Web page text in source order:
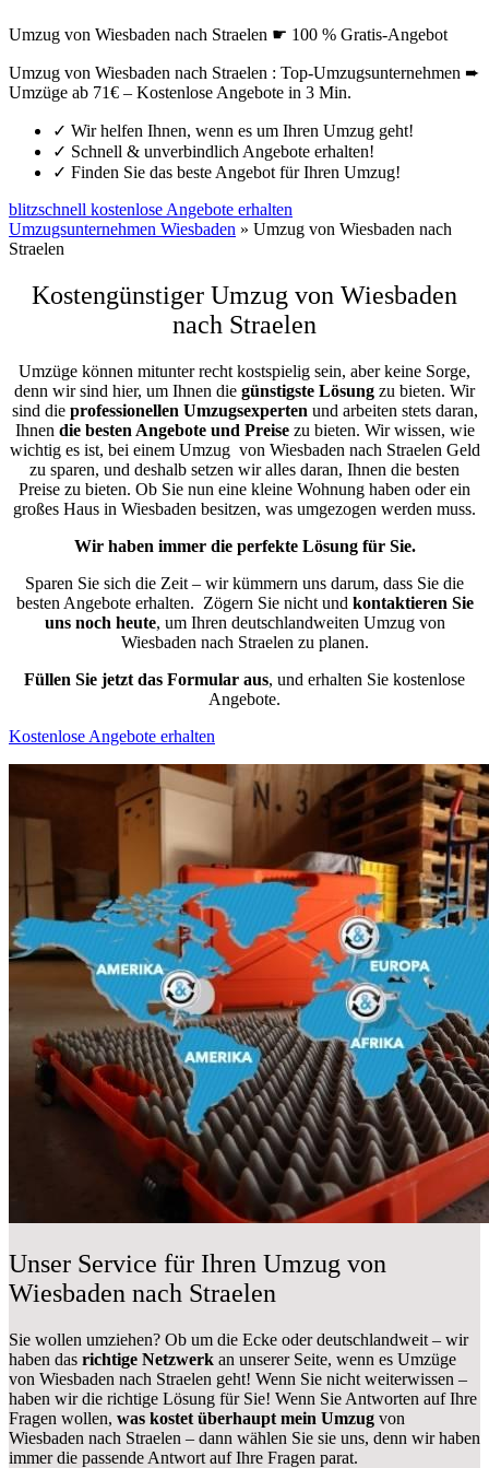
Umzug von Wiesbaden nach Straelen ☛ 100 % Gratis-Angebot
Umzug von Wiesbaden nach Straelen : Top-Umzugsunternehmen ➨
Umzüge ab 71€ – Kostenlose Angebote in 3 Min.
✓ Wir helfen Ihnen, wenn es um Ihren Umzug geht!
✓ Schnell & unverbindlich Angebote erhalten!
✓ Finden Sie das beste Angebot für Ihren Umzug!
blitzschnell kostenlose Angebote erhalten
Umzugsunternehmen Wiesbaden » Umzug von Wiesbaden nach
Straelen
Kostengünstiger Umzug von Wiesbaden
nach Straelen
Umzüge können mitunter recht kostspielig sein, aber keine Sorge,
denn wir sind hier, um Ihnen die günstigste Lösung zu bieten. Wir
sind die professionellen Umzugsexperten und arbeiten stets daran,
Ihnen die besten Angebote und Preisezu bieten. Wir wissen, wie
wichtig es ist, bei einem Umzug von Wiesbaden nach Straelen Geld
zu sparen, und deshalb setzen wir alles daran, Ihnen die besten
Preise zu bieten. Ob Sie nun eine kleine Wohnung haben oder ein
großes Haus in Wiesbaden besitzen, was umgezogen werden muss.
Wir haben immer die perfekte Lösung für Sie.
Sparen Sie sich die Zeit – wir kümmern uns darum, dass Sie die
besten Angebote erhalten. Zögern Sie nicht und kontaktieren Sie
uns noch heute, um Ihren deutschlandweiten Umzug von
Wiesbaden nach Straelen zu planen.
Füllen Sie jetzt das Formular aus, und erhalten Sie kostenlose
Angebote.
Kostenlose Angebote erhalten
Unser Service für Ihren Umzug von
Wiesbaden nach Straelen
Sie wollen umziehen? Ob um die Ecke oder deutschlandweit – wir
haben das richtige Netzwerk an unserer Seite, wenn es Umzüge
von Wiesbaden nach Straelen geht! Wenn Sie nicht weiterwissen –
haben wir die richtige Lösung für Sie! Wenn Sie Antworten auf Ihre
Fragen wollen, was kostet überhaupt mein Umzug von
Wiesbaden nach Straelen – dann wählen Sie sie uns, denn wir haben
immer die passende Antwort auf Ihre Fragen parat.